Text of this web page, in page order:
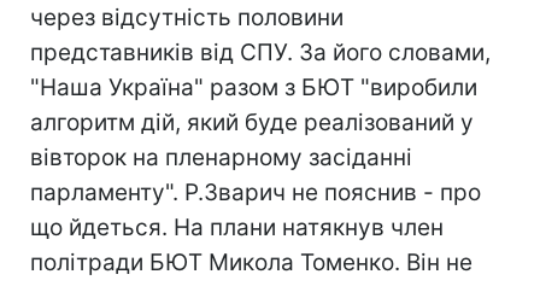
через відсутність половини
представників від СПУ. За його словами,
"Наша Україна" разом з БЮТ "виробили
алгоритм дій, який буде реалізований у
вівторок на пленарному засіданні
парламенту". Р.Зварич не пояснив - про
що йдеться. На плани натякнув член
політради БЮТ Микола Томенко. Він не